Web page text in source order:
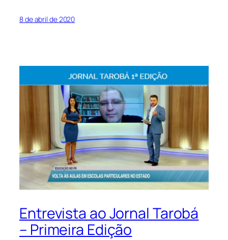
8 de abril de 2020
Entrevista ao Jornal Tarobá
– Primeira Edição